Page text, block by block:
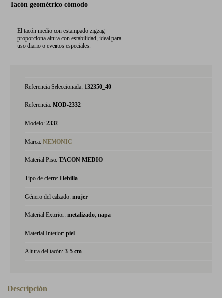
Tacón geométrico cómodo
El tacón medio con estampado zigzag
proporciona altura con estabilidad, ideal para
uso diario o eventos especiales.
Referencia Seleccionada: 132350_40
Referencia: MOD-2332
Modelo: 2332
Marca: NEMONIC
Material Piso: TACON MEDIO
Tipo de cierre: Hebilla
Género del calzado: mujer
Material Exterior: metalizado, napa
Material Interior: piel
Altura del tacón: 3-5 cm
Descripción